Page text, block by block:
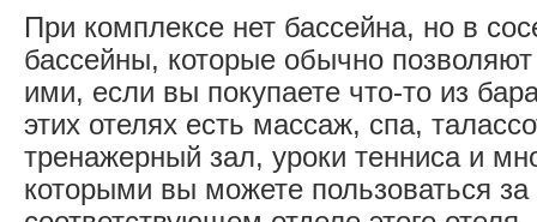
При комплексе нет бассейна, но в
бассейны, которые обычно
ими, если вы покупаете что-то из
этих отелях есть массаж, спа,
тренажерный зал, уроки тенниса и
которыми вы можете пользоваться